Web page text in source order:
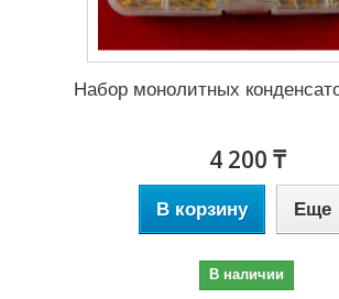
Набор монолитных
4 200 ₸
В корзину Еще
В наличии